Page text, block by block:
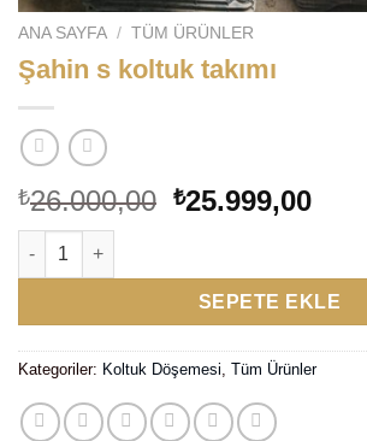
ANA SAYFA / TÜM ÜRÜNLER
Şahin s koltuk takımı
₺26.000,00 Orijinal
₺25.999,00Şu
Şahin s koltuk takımı adet
SEPETE EKLE
Kategoriler: Koltuk Döşemesi Tüm Ürünler